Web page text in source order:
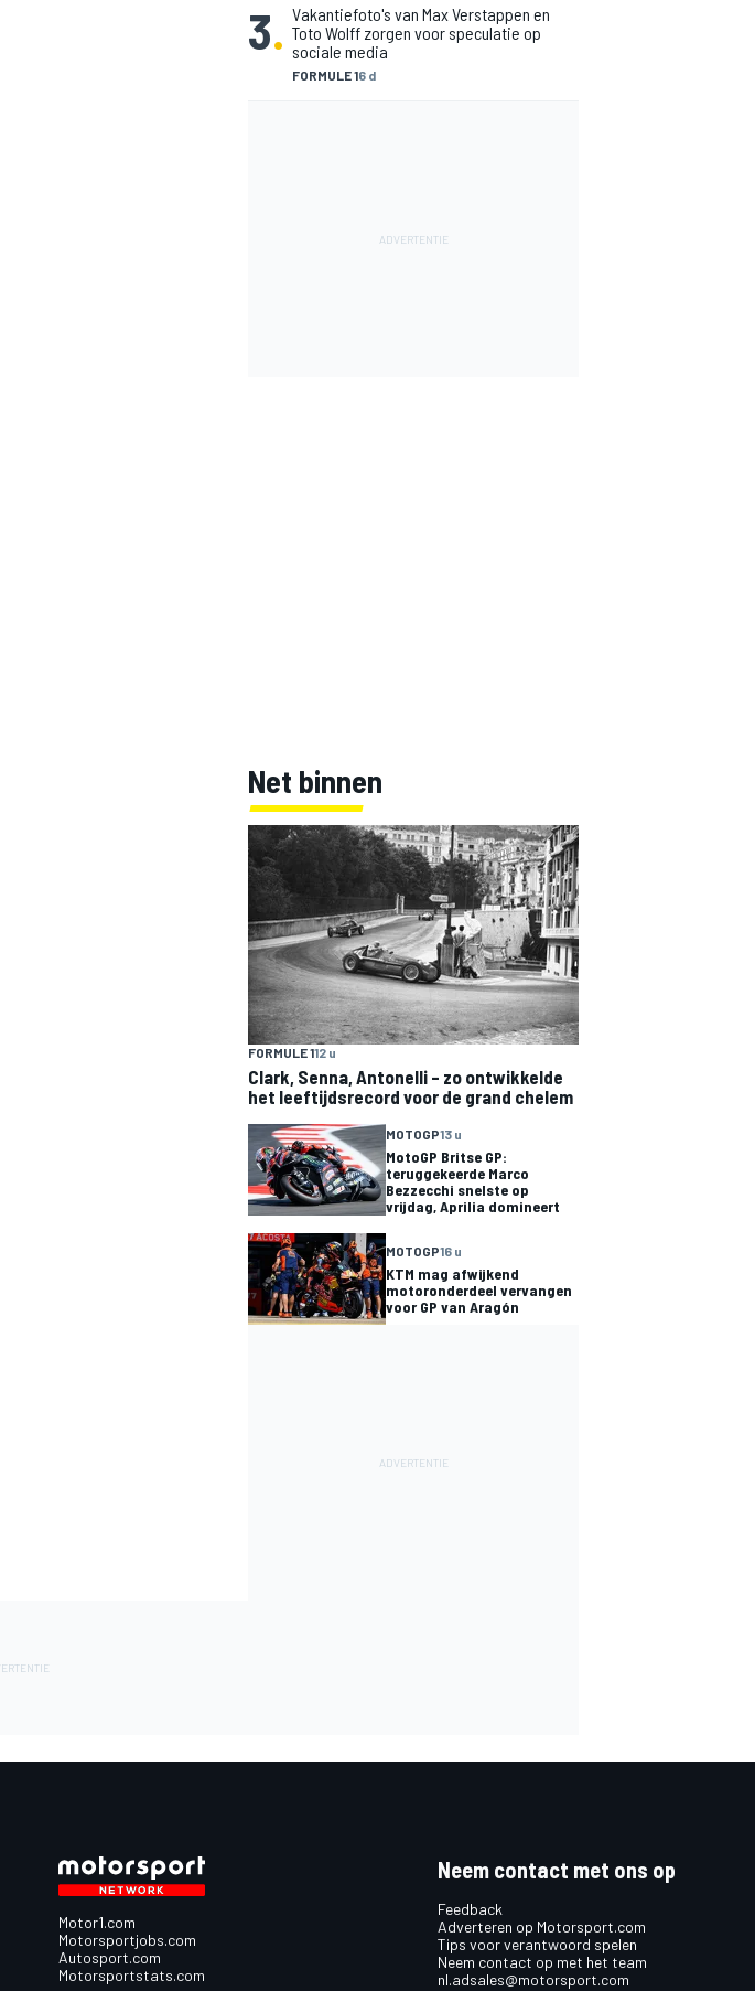
3.
FORMULE 16 d
Vakantiefoto's van Max Verstappen en
Toto Wolff zorgen voor speculatie op
sociale media
Net binnen
FORMULE 112 u
Clark, Senna, Antonelli – zo ontwikkelde
het leeftijdsrecord voor de grand chelem
MOTOGP13 u
MotoGP Britse GP:
teruggekeerde Marco
Bezzecchi snelste op
vrijdag, Aprilia domineert
MOTOGP16 u
KTM mag afwijkend
motoronderdeel vervangen
voor GP van Aragón
Motor1.com
Motorsportjobs.com
Autosport.com
Motorsportstats.com
Neem contact met ons op
Feedback
Adverteren op Motorsport.com
Tips voor verantwoord spelen
Neem contact op met het team
nl.adsales@motorsport.com